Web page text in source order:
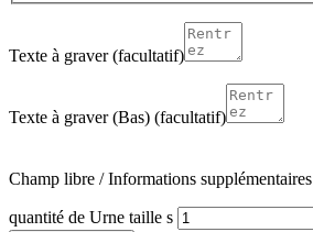
Texte à graver(facultatif)
Texte à graver (Bas) (facultatif)
Champ libre / Informations supplémentaires
quantité de Urne taille s